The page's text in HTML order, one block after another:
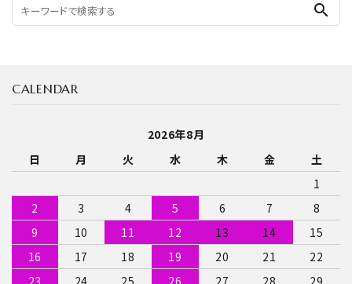
search
CALENDAR
2026年8月
日
月 火 水 木 金
土
1
2
3 4 5 6 7
8
9
10 11 12 13 14
15
16
17 18 19 20 21
22